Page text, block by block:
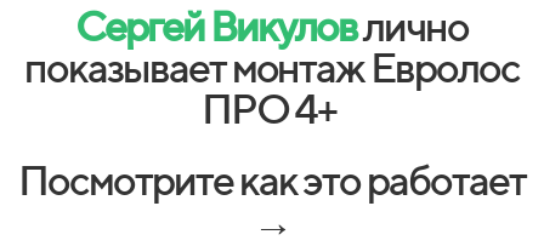
Сергей Викуловлично
показывает монтаж Евролос
ПРО 4+
Посмотрите как это работает
→